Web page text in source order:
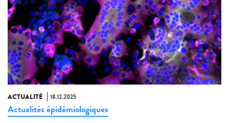
ACTUALITÉ 18.12.2025
Actualités épidémiologiques